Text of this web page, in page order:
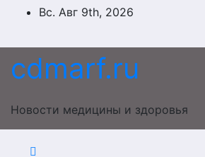
ПерейтиВс. Авг 9th, 2026
cdmarf.ru
Новости медицины и здоровья